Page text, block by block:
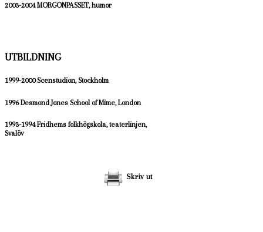
2003-2004 MORGONPASSET, humor
UTBILDNING
1999-2000 Scenstudion, Stockholm
1996 Desmond Jones School of Mime, London
1993-1994 Fridhems folkhögskola, teaterlinjen,
Svalöv
Skriv ut